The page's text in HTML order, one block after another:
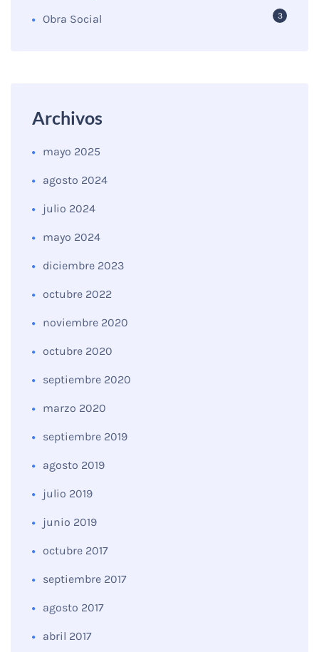
Obra Social 3
Archivos
mayo 2025
agosto 2024
julio 2024
mayo 2024
diciembre 2023
octubre 2022
noviembre 2020
octubre 2020
septiembre 2020
marzo 2020
septiembre 2019
agosto 2019
julio 2019
junio 2019
octubre 2017
septiembre 2017
agosto 2017
abril 2017